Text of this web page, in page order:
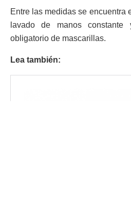
Entre las medidas se encuentra
lavado de manos
obligatorio de mascarillas.
Lea también: